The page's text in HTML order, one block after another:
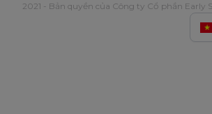
2021 - Bản quyền của Công ty Cổ phần Early